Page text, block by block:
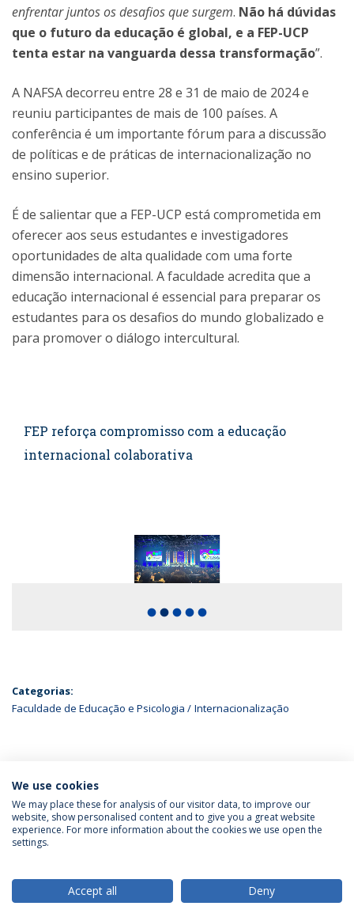
enfrentar juntos os desafios que surgem. Não há dúvidas
que o futuro da educação é global, e a FEP-UCP
tenta estar na vanguarda dessa transformação”.
A NAFSA decorreu entre 28 e 31 de maio de 2024 e
reuniu participantes de mais de 100 países. A
conferência é um importante fórum para a discussão
de políticas e de práticas de internacionalização no
ensino superior.
É de salientar que a FEP-UCP está comprometida em
oferecer aos seus estudantes e investigadores
oportunidades de alta qualidade com uma forte
dimensão internacional. A faculdade acredita que a
educação internacional é essencial para preparar os
estudantes para os desafios do mundo globalizado e
para promover o diálogo intercultural.
FEP reforça compromisso com a educação
internacional colaborativa
fiber_manual_record fiber_manual_record fiber_manual_record fiber_manual_record fiber_manual_record
Categorias:
Faculdade de Educação e Psicologia
Internacionalização
ÚLTIMAS NOTÍCIAS
Política de Privacidade
Termos & Condições
We use cookies
We may place these for analysis of our visitor data, to improve our
website, show personalised content and to give you a great website
experience. For more information about the cookies we use open the
settings.
Accept all Deny